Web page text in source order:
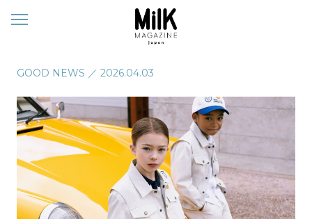
メ
GOOD NEWS ／ 2026.04.03